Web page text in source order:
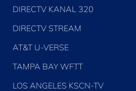
DIRECTV KANAL 320
DIRECTV STREAM
AT&T U-VERSE
TAMPA BAY WFTT
LOS ANGELES KSCN-TV